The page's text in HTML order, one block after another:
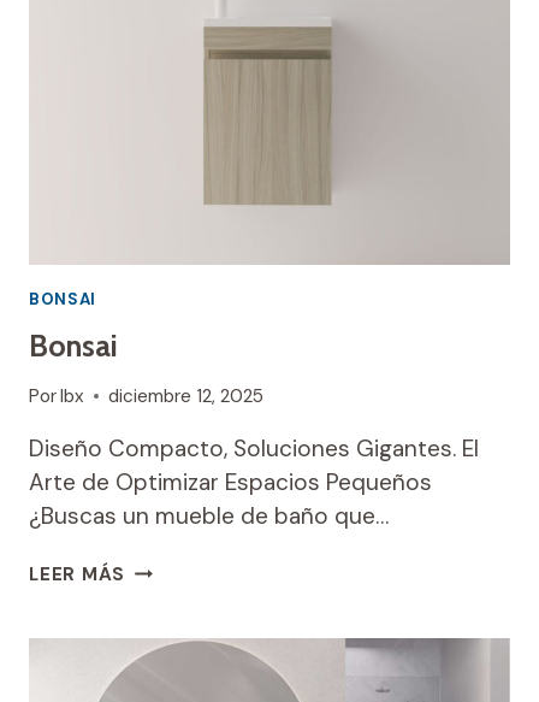
BONSAI
Bonsai
PorIbx diciembre 12, 2025
Diseño Compacto, Soluciones Gigantes. El
Arte de Optimizar Espacios Pequeños
¿Buscas un mueble de baño que…
LEER MÁS BONSAI